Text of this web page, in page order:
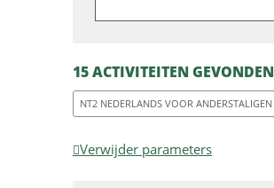
15 ACTIVITEITEN GEVONDEN
NT2 NEDERLANDS VOOR ANDERSTALIGEN
Verwijder parameters